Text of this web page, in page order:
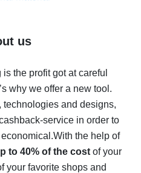
cash back on AliExpress
- the impossible is
- how to find it
for AliExpress - let's
offers
us
the profit got at careful
why we offer a new tool.
and designs,
service in order to
With the help of
to 40% of the costof your
your favorite shops and